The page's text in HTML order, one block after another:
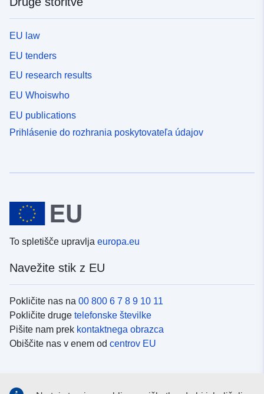
EU law
EU tenders
EU research results
EU Whoiswho
EU publications
Prihlásenie do rozhrania poskytovateľa údajov
To spletišče upravlja europa.eu
Navežite stik z EU
Pokličite nas na 00 800 6 7 8 9 10 11
Pokličite druge telefonske številke
Pišite nam prek kontaktnega obrazca
Obiščite nas v enem od centrov EU